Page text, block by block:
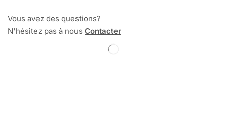
Vous avez des questions?
N'hésitez pas à nous Contacter